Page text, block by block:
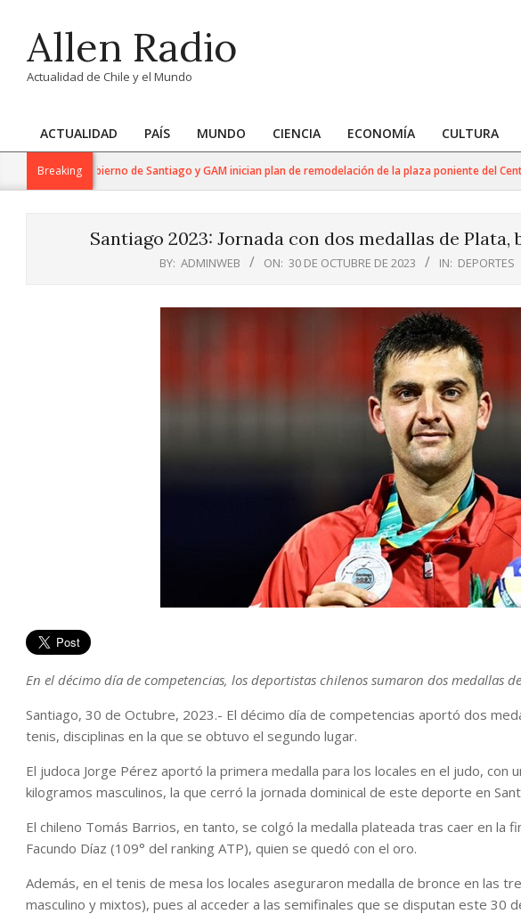
contentAllen Radio
Actualidad de Chile y el Mundo
Primary
Navigation
ACTUALIDAD PAÍS MUNDO CIENCIA ECONOMÍA CULTURA
Breaking
País: Gobierno de Santiago y GAM inician plan de remodelación de la plaza poniente del Centro
Santiago 2023: Jornada con dos medallas de
BY: ADMINWEB ON: 30 DE OCTUBRE DE 2023 IN: DEPORTES
En el décimo día de competencias, los deportistas chilenos sumaron dos medallas
Santiago, 30 de Octubre, 2023.- El décimo día de competencias aportó dos
tenis, disciplinas en la que se obtuvo el segundo lugar.
El judoca Jorge Pérez aportó la primera medalla para los locales en el judo, con
kilogramos masculinos, la que cerró la jornada dominical de este deporte en
El chileno Tomás Barrios, en tanto, se colgó la medalla plateada tras caer en la
Facundo Díaz (109° del ranking ATP), quien se quedó con el oro.
Además, en el tenis de mesa los locales aseguraron medalla de bronce en las
masculino y mixtos), pues al acceder a las semifinales que se disputan este 30